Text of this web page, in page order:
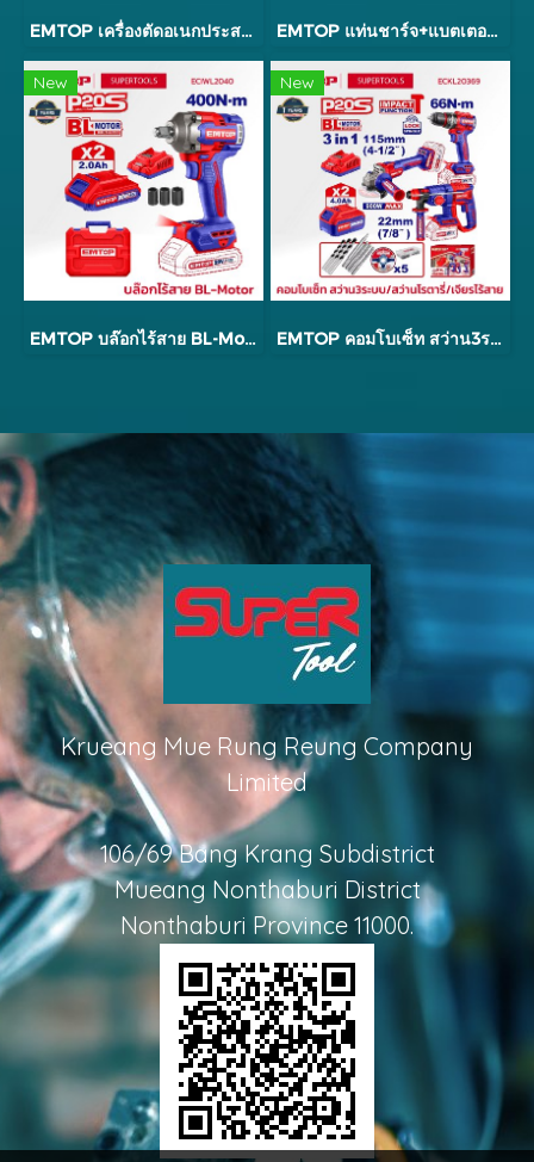
EMTOP เครื่องตัดอเนกประสงค์ ขัด/ตัด/เจาะ รุ่น ELMF20221 EMTOP แท่นชาร์จ+แบตเตอรี่ 4Ah รุ่น ELBCPK1214
New
EMTOP บล๊อกไร้สาย BL-Motor รุ่น ECIWL2040
New
EMTOP คอมโบเซ็ท สว่าน3ระบบ/สว่านโรตารี่/เจียรไร้สาย รุ่น ECKL20369
Krueang Mue Rung Reung Company
Limited
106/69 Bang Krang Subdistrict
Mueang Nonthaburi District
Nonthaburi Province 11000.